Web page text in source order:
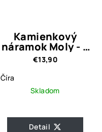
Kamienkový
náramok Moly - 2
farebné varianty
€13,90
Číra
Skladom
Detail